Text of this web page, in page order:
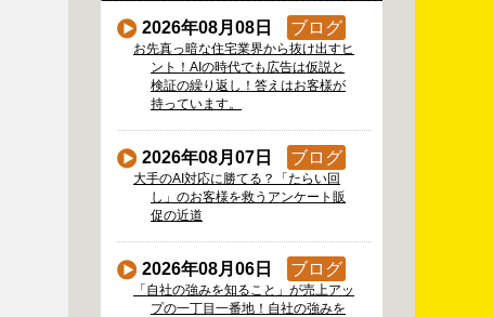
2026年08月08日 ブログ
お先真っ暗な住宅業界から抜け出すヒ
ント！AIの時代でも広告は仮説と
検証の繰り返し！答えはお客様が
持っています。
2026年08月07日 ブログ
大手のAI対応に勝てる？「たらい回
し」のお客様を救うアンケート販
促の近道
2026年08月06日 ブログ
「自社の強みを知ること」が売上アッ
プの一丁目一番地！自社の強みを